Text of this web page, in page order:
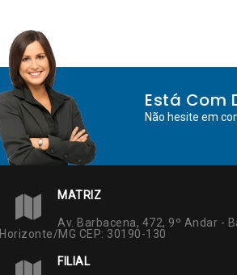
Está Com
Não hesite em
MATRIZ
Av. Barbacena, 472, 9º Andar -
Horizonte/MG CEP: 30190-130
FILIAL